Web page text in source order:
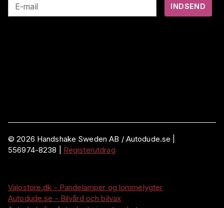
E-mail INDSEND
©2026 Handshake Sweden AB / Autodude.se |
556974-8238
Registerutdrag
Valostore.dk - Pandelamper og lommelygter
Autodude.se - Bilvård och bilvax